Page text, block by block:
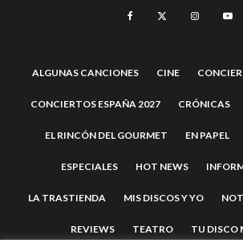
ALGUNAS CANCIONES CINE
CONCIERTOS ESPAÑA 2027 CRÓNICAS
EL RINCÓN DEL GOURMET EN PAPEL
ESPECIALES HOT NEWS
LA TRASTIENDA MIS DISCOS Y YO
REVIEWS TEATRO TU DISCO